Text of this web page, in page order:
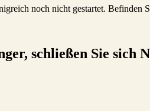
noch nicht gestartet. Befinden
schließen Sie sich